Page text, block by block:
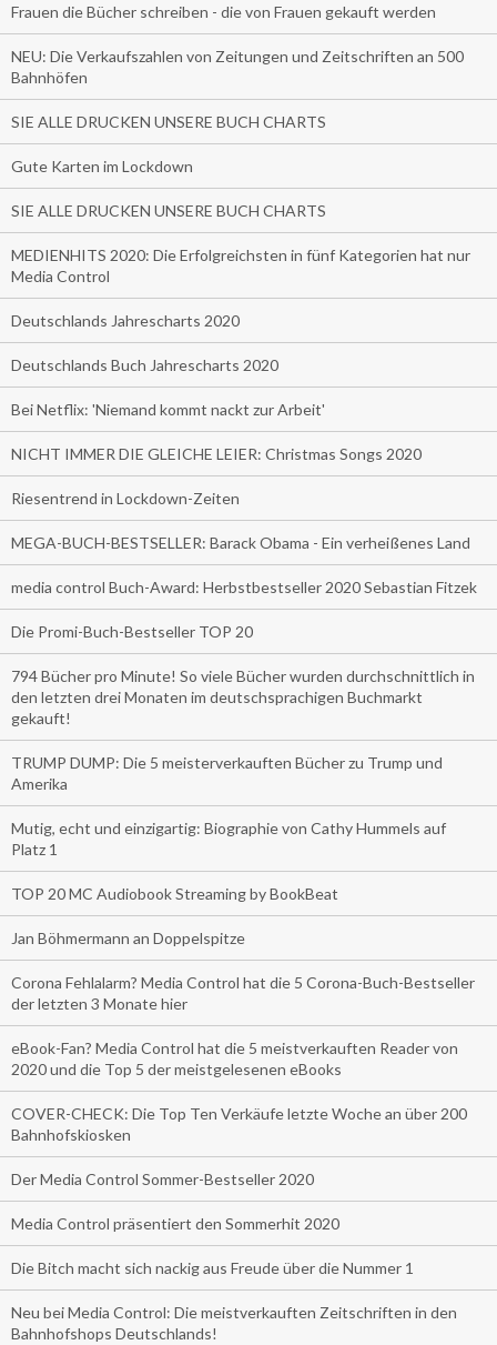
Frauen die Bücher schreiben - die von Frauen gekauft werden
NEU: Die Verkaufszahlen von Zeitungen und Zeitschriften an 500
Bahnhöfen
SIE ALLE DRUCKEN UNSERE BUCH CHARTS
Gute Karten im Lockdown
SIE ALLE DRUCKEN UNSERE BUCH CHARTS
MEDIENHITS 2020: Die Erfolgreichsten in fünf Kategorien hat nur
Media Control
Deutschlands Jahrescharts 2020
Deutschlands Buch Jahrescharts 2020
Bei Netflix: 'Niemand kommt nackt zur Arbeit'
NICHT IMMER DIE GLEICHE LEIER: Christmas Songs 2020
Riesentrend in Lockdown-Zeiten
MEGA-BUCH-BESTSELLER: Barack Obama - Ein verheißenes Land
media control Buch-Award: Herbstbestseller 2020 Sebastian Fitzek
Die Promi-Buch-Bestseller TOP 20
794 Bücher pro Minute! So viele Bücher wurden durchschnittlich in
den letzten drei Monaten im deutschsprachigen Buchmarkt
gekauft!
TRUMP DUMP: Die 5 meisterverkauften Bücher zu Trump und
Amerika
Mutig, echt und einzigartig: Biographie von Cathy Hummels auf
Platz 1
TOP 20 MC Audiobook Streaming by BookBeat
Jan Böhmermann an Doppelspitze
Corona Fehlalarm? Media Control hat die 5 Corona-Buch-Bestseller
der letzten 3 Monate hier
eBook-Fan? Media Control hat die 5 meistverkauften Reader von
2020 und die Top 5 der meistgelesenen eBooks
COVER-CHECK: Die Top Ten Verkäufe letzte Woche an über 200
Bahnhofskiosken
Der Media Control Sommer-Bestseller 2020
Media Control präsentiert den Sommerhit 2020
Die Bitch macht sich nackig aus Freude über die Nummer 1
Neu bei Media Control: Die meistverkauften Zeitschriften in den
Bahnhofshops Deutschlands!